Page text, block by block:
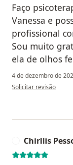
Faço
Vanessa e
profissional
Sou muito
ela de olhos
4 de dezembro de
na opinião do
Solicitar revisão
Chirllis